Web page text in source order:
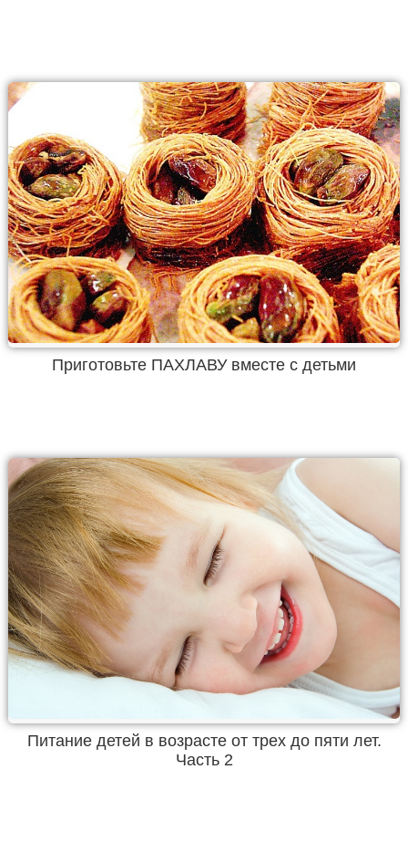
Приготовьте ПАХЛАВУ вместе с детьми
Питание детей в возрасте от трех до пяти лет.
Часть 2